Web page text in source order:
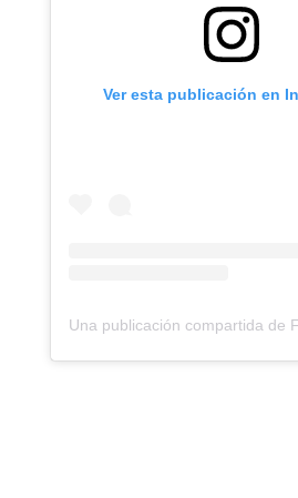
Ver esta publicación en